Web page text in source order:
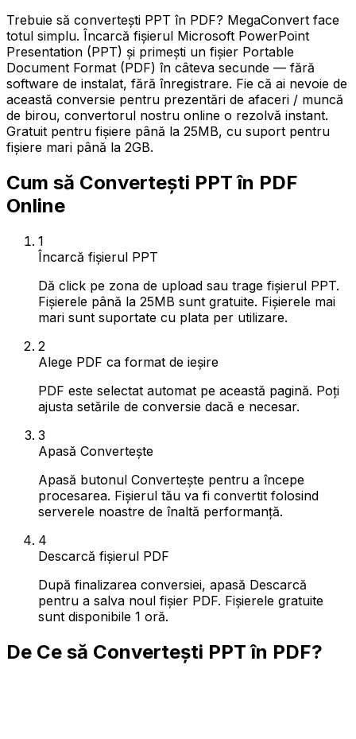
Trebuie să convertești PPT în PDF? MegaConvert face
totul simplu. Încarcă fișierul Microsoft PowerPoint
Presentation (PPT) și primești un fișier Portable
Document Format (PDF) în câteva secunde — fără
software de instalat, fără înregistrare. Fie că ai nevoie de
această conversie pentru prezentări de afaceri / muncă
de birou, convertorul nostru online o rezolvă instant.
Gratuit pentru fișiere până la 25MB, cu suport pentru
fișiere mari până la 2GB.
Cum să Convertești PPT în PDF
Online
1
Încarcă fișierul PPT
Dă click pe zona de upload sau trage fișierul PPT.
Fișierele până la 25MB sunt gratuite. Fișierele mai
mari sunt suportate cu plata per utilizare.
2
Alege PDF ca format de ieșire
PDF este selectat automat pe această pagină. Poți
ajusta setările de conversie dacă e necesar.
3
Apasă Convertește
Apasă butonul Convertește pentru a începe
procesarea. Fișierul tău va fi convertit folosind
serverele noastre de înaltă performanță.
4
Descarcă fișierul PDF
După finalizarea conversiei, apasă Descarcă
pentru a salva noul fișier PDF. Fișierele gratuite
sunt disponibile 1 oră.
De Ce să Convertești PPT în PDF?